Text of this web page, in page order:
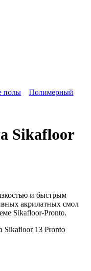
полы
Полимерный
Sikafloor
и быстрым
акрилатных смол
Sikafloor-Pronto.
Sikafloor 13 Pronto